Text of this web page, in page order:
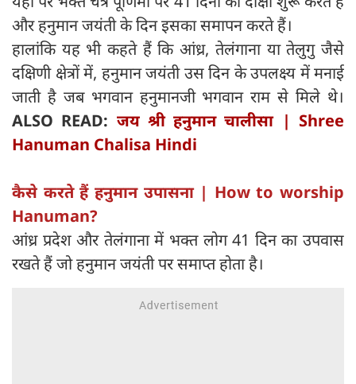
और हनुमान जयंती के दिन इसका समापन करते हैं।
हालांकि यह भी कहते हैं कि आंध्र, तेलंगाना या तेलुगु जैसे
दक्षिणी क्षेत्रों में, हनुमान जयंती उस दिन के उपलक्ष्य में मनाई
जाती है जब भगवान हनुमानजी भगवान राम से मिले थे।
ALSO READ: जय श्री हनुमान चालीसा | Shree
Hanuman Chalisa Hindi
कैसे करते हैं हनुमान उपासना | How to worship
Hanuman?
आंध्र प्रदेश और तेलंगाना में भक्त लोग 41 दिन का उपवास
रखते हैं जो हनुमान जयंती पर समाप्त होता है।